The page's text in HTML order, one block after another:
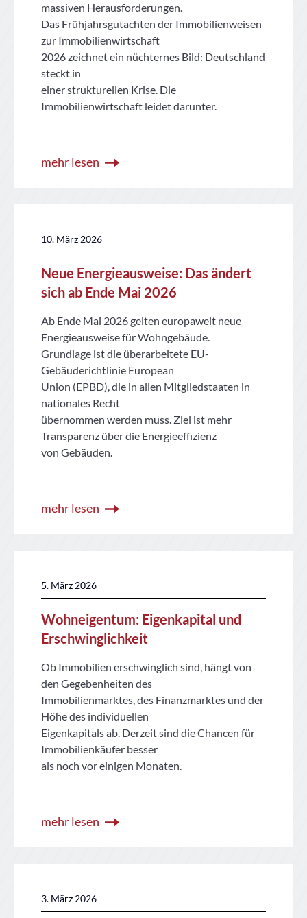
massiven Herausforderungen.
Das Frühjahrsgutachten der Immobilienweisen
zur Immobilienwirtschaft
2026 zeichnet ein nüchternes Bild: Deutschland
steckt in
einer strukturellen Krise. Die
Immobilienwirtschaft leidet darunter.
mehr lesen
10. März 2026
Neue Energieausweise: Das ändert
sich ab Ende Mai 2026
Ab Ende Mai 2026 gelten europaweit neue
Energieausweise für Wohngebäude.
Grundlage ist die überarbeitete EU-
Gebäuderichtlinie European
Union (EPBD), die in allen Mitgliedstaaten in
nationales Recht
übernommen werden muss. Ziel ist mehr
Transparenz über die Energieeffizienz
von Gebäuden.
mehr lesen
5. März 2026
Wohneigentum: Eigenkapital und
Erschwinglichkeit
Ob Immobilien erschwinglich sind, hängt von
den Gegebenheiten des
Immobilienmarktes, des Finanzmarktes und der
Höhe des individuellen
Eigenkapitals ab. Derzeit sind die Chancen für
Immobilienkäufer besser
als noch vor einigen Monaten.
mehr lesen
3. März 2026